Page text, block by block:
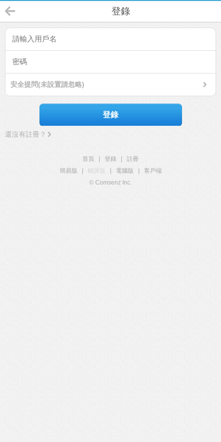
登錄
安全提問(未設置請忽略)
登錄
還沒有註冊？
首頁 登錄
註冊
簡易版
觸屏版 電腦版
客戶端
© Comsenz Inc.